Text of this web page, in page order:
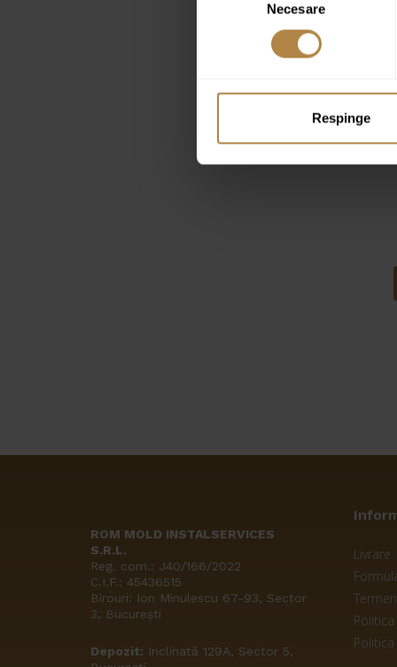
consimțământului
Necesare
Respinge
ROM MOLD INSTALSERVICES
S.R.L.
Reg. com.: J40/166/2022
C.I.F.: 45436515
Birouri: Ion Minulescu 67-93, Sector
3, București
Depozit: Inclinată 129A, Sector 5,
Livrare